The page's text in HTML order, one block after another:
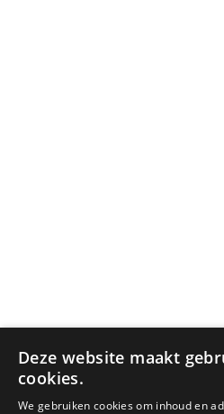
Deze website maakt
cookies.
We gebruiken cookies om inhoud en